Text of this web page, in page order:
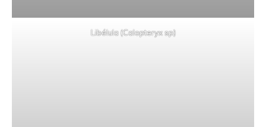
Libélula (Calopteryx sp)